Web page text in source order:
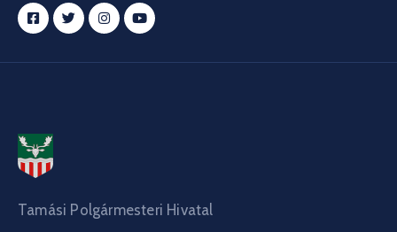
Tamási Polgármesteri Hivatal